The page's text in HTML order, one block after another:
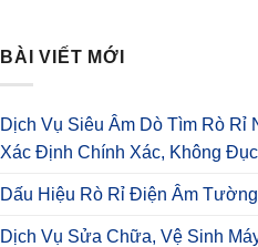
BÀI VIẾT MỚI
Dịch Vụ Siêu Âm Dò Tìm Rò Rỉ
Xác Định Chính Xác, Không
Dấu Hiệu Rò Rỉ Điện Âm
Dịch Vụ Sửa Chữa, Vệ Sinh